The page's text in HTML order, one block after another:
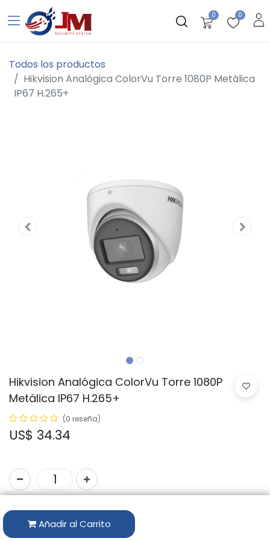
0 0
Todos los productos
Hikvision Analógica ColorVu Torre 1080P Metálica
IP67 H.265+
Hikvision Analógica ColorVu Torre 1080P
Metálica IP67 H.265+
(0 reseña)
US$ 34.34
Añadir al Carrito
Código: DS-2CE70DF0T-MF
Marca:HIKVISION